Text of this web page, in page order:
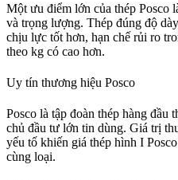
Một ưu điểm lớn của thép Posco
và trọng lượng. Thép đúng độ
chịu lực tốt hơn, hạn chế rủi ro
theo kg có cao hơn.
Uy tín thương hiệu Posco
Posco là tập đoàn thép hàng đầu
chủ đầu tư lớn tin dùng. Giá trị
yếu tố khiến giá thép hình I
cùng loại.